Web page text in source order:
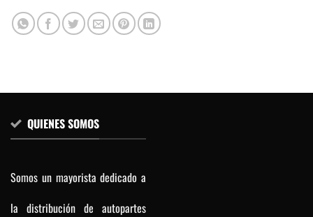
QUIENES SOMOS
Somos un mayorista dedicado a
la distribución de autopartes